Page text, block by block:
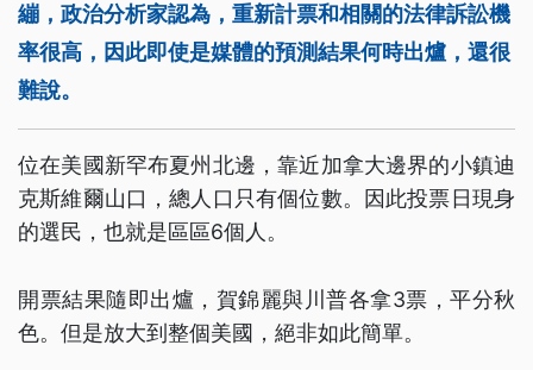
繃，政治分析家認為，重新計票和相關的法律訴訟機
率很高，因此即使是媒體的預測結果何時出爐，還很
難說。
位在美國新罕布夏州北邊，靠近加拿大邊界的小鎮迪
克斯維爾山口，總人口只有個位數。因此投票日現身
的選民，也就是區區6個人。
開票結果隨即出爐，賀錦麗與川普各拿3票，平分秋
色。但是放大到整個美國，絕非如此簡單。